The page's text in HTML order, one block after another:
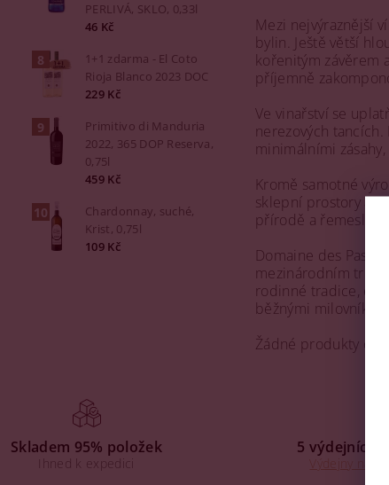
PERLIVÁ, SKLO, 0,33l
46 Kč
1+1 zdarma - El Coto
Rioja Blanco 2023 DOC
229 Kč
Primitivo di Manduria
2022, 365 DOP Reserva,
0,75l
459 Kč
Chardonnay, suché,
Krist, 0,75l
109 Kč
Mezi nejvýraznější
bylin. Ještě větší
kořenitým závěrem
příjemně
Ve vinařství se
nerezových
minimálními
Kromě samotné
sklepní prostory a
přírodě a
Domaine des
mezinárodním trhu.
rodinné tradice,
běžnými milovníky
Žádné produkty od
Skladem 95% položek
Ihned k expedici
5 výdejních